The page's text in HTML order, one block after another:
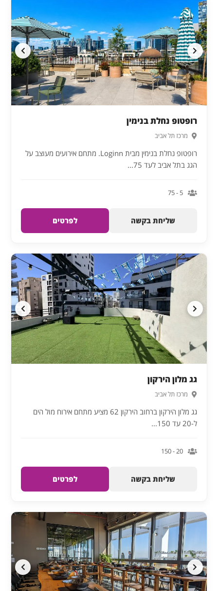
רופטופ נחלת בנימין
מרכז תל אביב
רופטופ נחלת בנימין מבית Loginn. מתחם אירועים מעוצב על
הגג בתל אביב לעד 75...
5 - 75
שליחת בקשה לפרטים
גג מלון הירקון
מרכז תל אביב
גג מלון הירקון ברחוב הירקון 62 מציע מתחם אירוח מול הים
ל-20 עד 150...
20 - 150
שליחת בקשה לפרטים